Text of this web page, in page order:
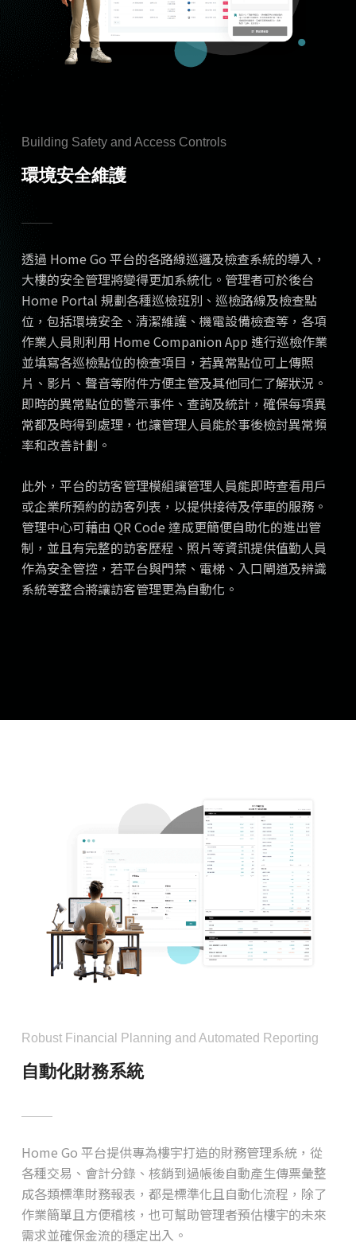
Building Safety and Access Controls
環境安全維護
透過 Home Go 平台的各路線巡邏及檢查系統的導入，
大樓的安全管理將變得更加系統化。管理者可於後台
Home Portal 規劃各種巡檢班別、巡檢路線及檢查點
位，包括環境安全、清潔維護、機電設備檢查等，各項
作業人員則利用 Home Companion App 進行巡檢作業
並填寫各巡檢點位的檢查項目，若異常點位可上傳照
片、影片、聲音等附件方便主管及其他同仁了解狀況。
即時的異常點位的警示事件、查詢及統計，確保每項異
常都及時得到處理，也讓管理人員能於事後檢討異常頻
率和改善計劃。
此外，平台的訪客管理模組讓管理人員能即時查看用戶
或企業所預約的訪客列表，以提供接待及停車的服務。
管理中心可藉由 QR Code 達成更簡便自助化的進出管
制，並且有完整的訪客歷程、照片等資訊提供值勤人員
作為安全管控，若平台與門禁、電梯、入口閘道及辨識
系統等整合將讓訪客管理更為自動化。
Robust Financial Planning and Automated Reporting
自動化財務系統
Home Go 平台提供專為樓宇打造的財務管理系統，從
各種交易、會計分錄、核銷到過帳後自動產生傳票彙整
成各類標準財務報表，都是標準化且自動化流程，除了
作業簡單且方便稽核，也可幫助管理者預估樓宇的未來
需求並確保金流的穩定出入。